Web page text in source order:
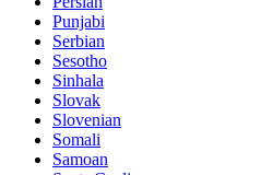
Punjabi
Serbian
Sesotho
Sinhala
Slovak
Slovenian
Somali
Samoan